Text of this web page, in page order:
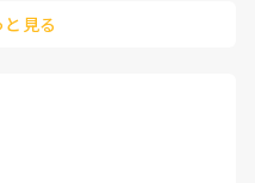
見る